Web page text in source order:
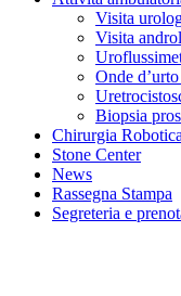
Visita
Visita
Onde
Biopsia
Chirurgia Robotica
Stone Center
News
Rassegna Stampa
Segreteria e